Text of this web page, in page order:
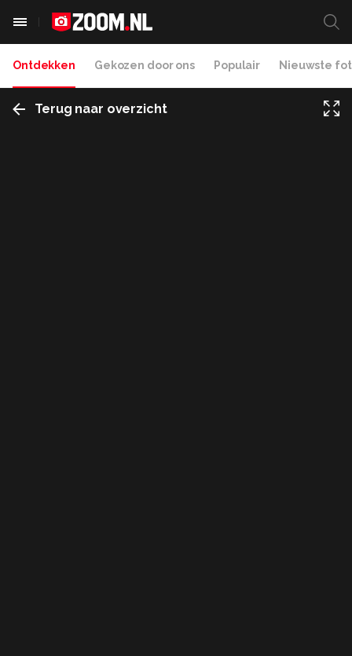
Ontdekken Gekozen door ons Populair Nieuwste
Terug naar overzicht